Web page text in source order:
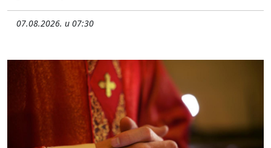
07.08.2026. u 07:30